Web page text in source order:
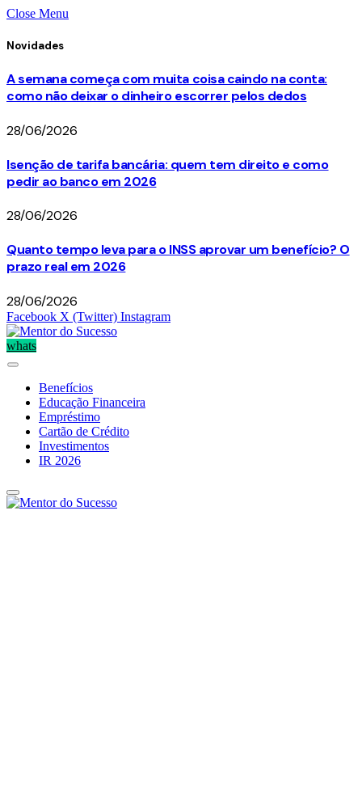
Close Menu
Novidades
A semana começa com muita coisa caindo na conta:
como não deixar o dinheiro escorrer pelos dedos
28/06/2026
Isenção de tarifa bancária: quem tem direito e como
pedir ao banco em 2026
28/06/2026
Quanto tempo leva para o INSS aprovar um benefício? O
prazo real em 2026
28/06/2026
Facebook X (Twitter) Instagram
whats
Benefícios
Educação Financeira
Empréstimo
Cartão de Crédito
Investimentos
IR 2026